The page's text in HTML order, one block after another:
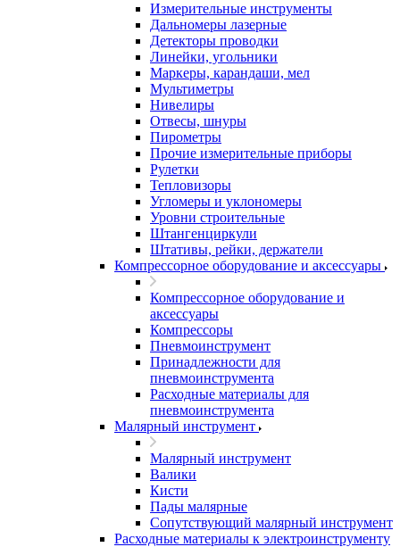
Измерительные инструменты
Дальномеры лазерные
Детекторы проводки
Линейки, угольники
Маркеры, карандаши, мел
Мультиметры
Нивелиры
Отвесы, шнуры
Пирометры
Прочие измерительные приборы
Рулетки
Тепловизоры
Угломеры и уклономеры
Уровни строительные
Штангенциркули
Штативы, рейки, держатели
Компрессорное оборудование и аксессуары
Компрессорное оборудование и
аксессуары
Компрессоры
Пневмоинструмент
Принадлежности для
пневмоинструмента
Расходные материалы для
пневмоинструмента
Малярный инструмент
Малярный инструмент
Валики
Кисти
Пады малярные
Сопутствующий малярный инструмент
Расходные материалы к электроинструменту